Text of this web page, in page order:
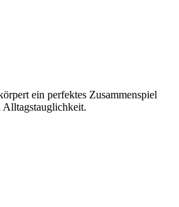
ein perfektes Zusammenspiel